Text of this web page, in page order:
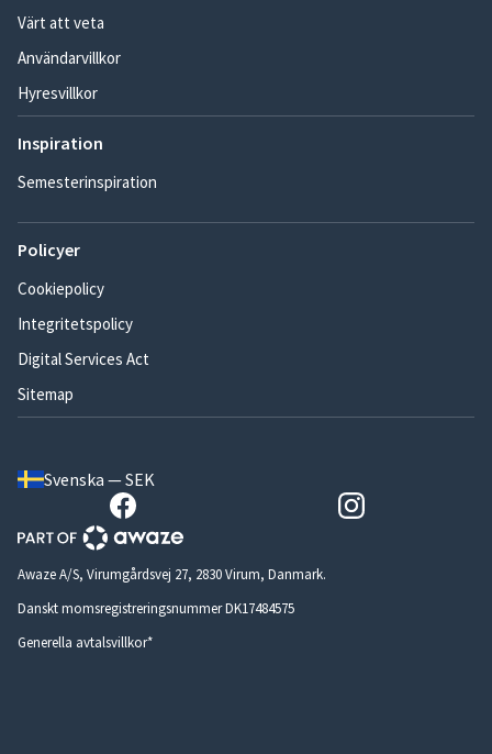
Värt att veta
Användarvillkor
Hyresvillkor
Inspiration
Semesterinspiration
Policyer
Cookiepolicy
Integritetspolicy
Digital Services Act
Sitemap
Svenska — SEK
Awaze A/S, Virumgårdsvej 27, 2830 Virum, Danmark.
Danskt momsregistreringsnummer DK17484575
Generella avtalsvillkor*